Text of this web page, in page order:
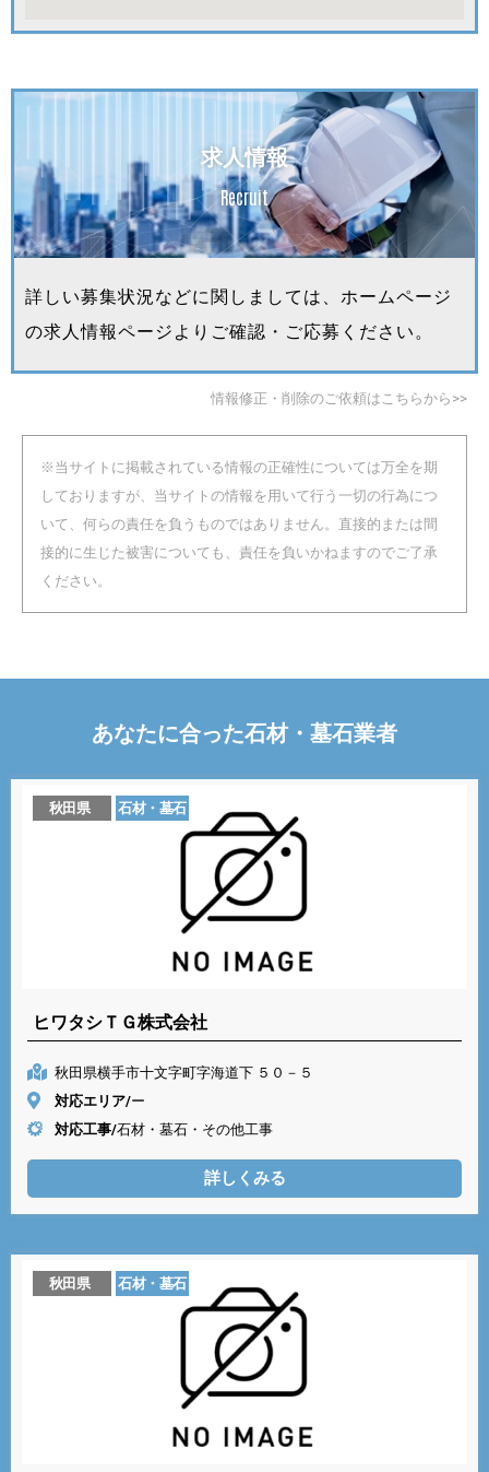
求人情報
Recruit
詳しい募集状況などに関しましては、ホームページ
の求人情報ページよりご確認・ご応募ください。
情報修正・削除のご依頼はこちらから>>
※当サイトに掲載されている情報の正確性については万全を期
しておりますが、当サイトの情報を用いて行う一切の行為につ
いて、何らの責任を負うものではありません。直接的または間
接的に生じた被害についても、責任を負いかねますのでご了承
ください。
あなたに合った石材・墓石業者
秋田県 石材・墓石
ヒワタシＴＧ株式会社
秋田県横手市十文字町字海道下 ５０－５
対応エリア/ー
対応工事/石材・墓石・その他工事
詳しくみる
秋田県 石材・墓石